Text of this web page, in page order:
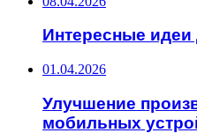
Интересные идеи
01.04.2026
Улучшение
мобильных